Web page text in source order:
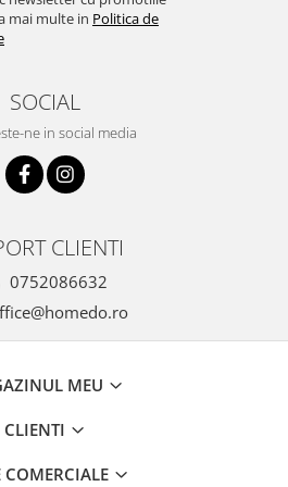
mai multe in Politica de
SOCIAL
ne in social media
CLIENTI
0752086632
MEU
CLIENTI
COMERCIALE